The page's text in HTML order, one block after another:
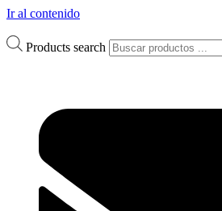
Ir al contenido
Products search